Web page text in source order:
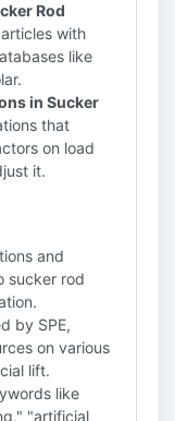
Rod
with
like
in Sucker
that
on load
it.
and
sucker rod
by SPE,
on various
lift.
like
"artificial